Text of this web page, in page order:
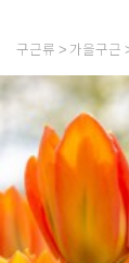
구근류 가을구근